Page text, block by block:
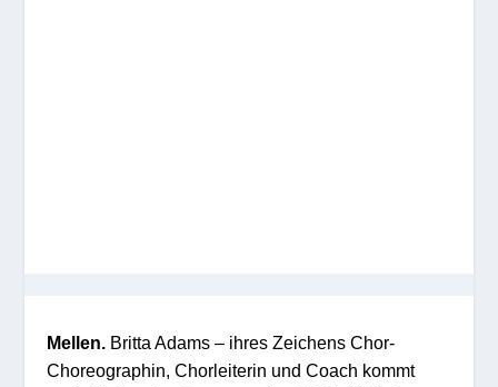
Mellen. Britta Adams – ihres Zeichens Chor-
Choreographin, Chorleiterin und Coach kommt